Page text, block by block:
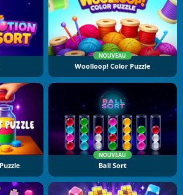
NOUVEAU
Woolloop! Color Puzzle
NOUVEAU
Ball Sort